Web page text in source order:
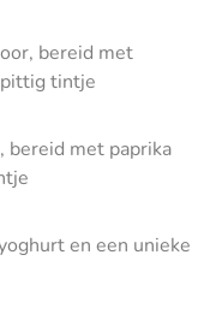
bereid met
pittig tintje
bereid met paprika
en een unieke